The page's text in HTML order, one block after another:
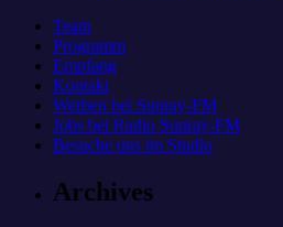
Team
Programm
Empfang
Kontakt
Werben bei Sunray-FM
Jobs bei Radio Sunray-FM
Besuche uns im Studio
Archives